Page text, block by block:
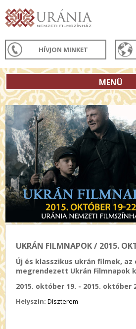
HÍVJON MINKET
MENÜ
UKRÁN FILMNAPOK / 2015.
Új és klasszikus ukrán filmek, az
megrendezett Ukrán Filmnapok
2015. október 19. - 2015. október
Helyszín:Díszterem